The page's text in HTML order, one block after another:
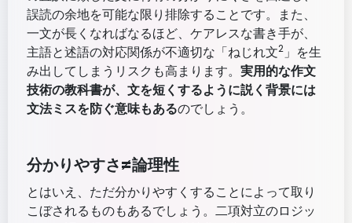
誤読の余地を可能な限り排除することです。また、
一文が長くなればなるほど、ケアレスな書き手が、
主語と述語の対応関係が不適切な「ねじれ文2」を生
み出してしまうリスクも高まります。 実用的な作文
技術の教科書が、文を短くするように説く背景には
文法ミスを防ぐ意味もあるのでしょう。
分かりやすさ≠論理性
とはいえ、ただ分かりやすくすることによって取り
こぼされるものもあるでしょう。二項対立のロジッ